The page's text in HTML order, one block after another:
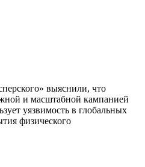
выяснили, что
и масштабной кампанией
уязвимость в глобальных
физического